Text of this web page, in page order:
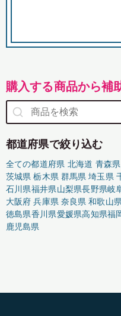
購入する商品から補
都道府県で絞り込む
全ての都道府県 北海道 青森県
茨城県 栃木県 群馬県 埼玉県
石川県福井県山梨県長野県岐
大阪府 兵庫県 奈良県 和歌山県
徳島県香川県愛媛県高知県福
鹿児島県